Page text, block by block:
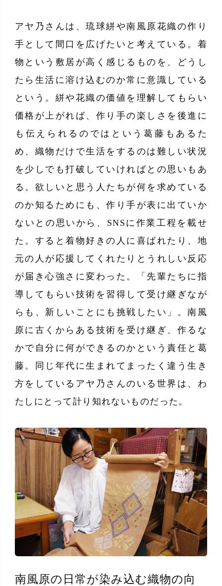
アヤ乃さんは、琉球絣や南風原花織の作り
手として間口を広げたいと考えている。着
物という敷居が高く感じるものを、どうし
たら生活に溶け込むのか常に意識している
という。絣や花織の価値を理解してもらい
価格が上がれば、作り手の楽しさを後進に
も伝えられるのではという葛藤もあるた
め、織物だけで生活をするのは難しい状況
を少しでも打破していければとの思いもあ
る。欲しいと思う人たちが何を求めている
のか知るためにも、作り手が表に出ていか
ないとの思いから、SNSに作業工程を載せ
た。すると着物好きの人に喜ばれたり、地
元の人が応援してくれたりとうれしい反応
が届き心強さに変わった。「先輩たちに指
導してもらい技術を習得して受け継ぎなが
らも、新しいことにも挑戦したい」。南風
原に古くからある技術を受け継ぎ、作るな
かで自分に何ができるのかという責任と葛
藤。同じ年代に生まれてまったく違う生き
方をしているアヤ乃さんのいる世界は、わ
たしにとって計り知れないものだった。
南風原の日常が染み込む織物の向